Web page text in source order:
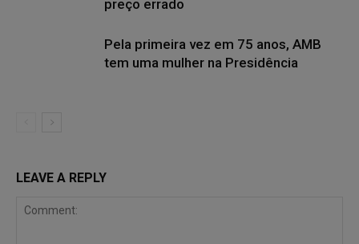
preço errado
Pela primeira vez em 75 anos, AMB
tem uma mulher na Presidência
LEAVE A REPLY